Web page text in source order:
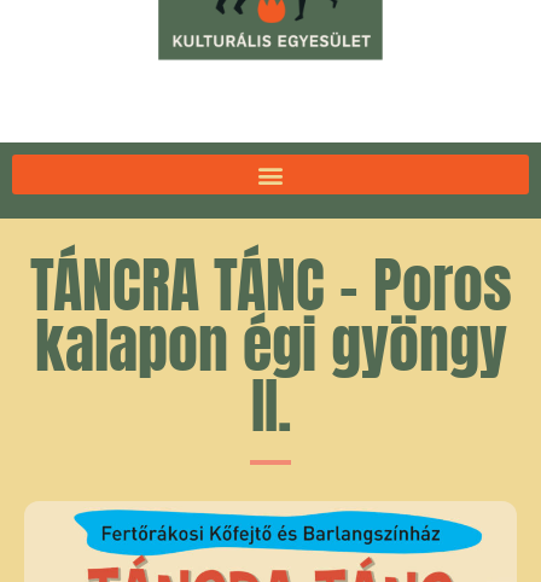
TÁNCRA TÁNC – Poros
kalapon égi gyöngy
II.